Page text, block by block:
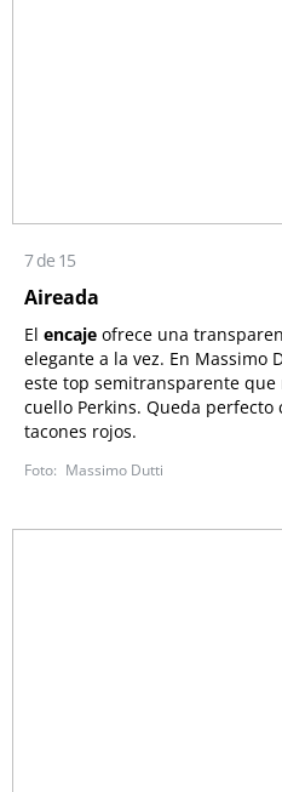
7 de 15
Aireada
El encaje ofrece una
elegante a la vez. En Massimo
este top semitransparente
cuello Perkins. Queda
tacones rojos.
Massimo Dutti